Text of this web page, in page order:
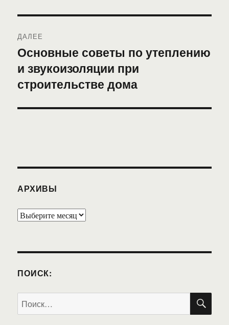
ДАЛЕЕ
Следующая
запись:
Основные советы по утеплению
и звукоизоляции при
строительстве дома
АРХИВЫ
Архивы
ПОИСК:
Искать: